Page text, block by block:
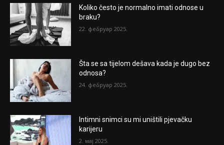
Koliko često je normalno imati odnose u
braku?
22. фебруар 2025.
Šta se sa tijelom dešava kada je dugo bez
odnosa?
24. фебруар 2025.
Intimni snimci su mi uništili pjevačku
karijeru
2. мај 2025.